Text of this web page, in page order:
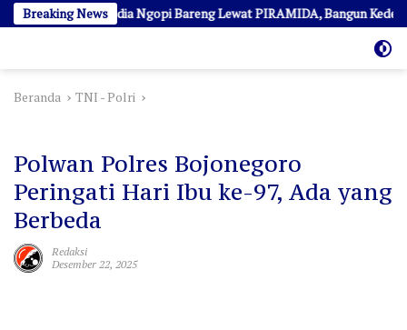
Langsung
ke
Breaking News
Ajak Awak Media Ngopi Bareng Lewat PIRAMIDA, Bangun Kedekatan
Beranda TNI - Polri
Polwan Polres Bojonegoro
Peringati Hari Ibu ke-97, Ada yang
Berbeda
Redaksi
Desember 22, 2025